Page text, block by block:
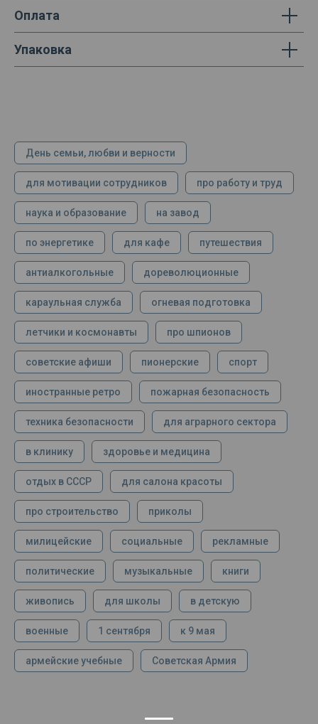
Оплата
Упаковка
День семьи, любви и верности
для мотивации сотрудников про работу и труд
наука и образование на завод
по энергетике для кафе путешествия
антиалкогольные дореволюционные
караульная служба огневая подготовка
летчики и космонавты про шпионов
советские афиши пионерские спорт
иностранные ретро пожарная безопасность
техника безопасности для аграрного сектора
в клинику здоровье и медицина
отдых в СССР для салона красоты
про строительство приколы
милицейские социальные рекламные
политические музыкальные книги
живопись для школы в детскую
военные 1 сентября к 9 мая
армейские учебные Советская Армия